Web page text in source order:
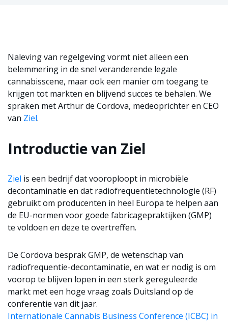
Naleving van regelgeving vormt niet alleen een
belemmering in de snel veranderende legale
cannabisscene, maar ook een manier om toegang te
krijgen tot markten en blijvend succes te behalen. We
spraken met Arthur de Cordova, medeoprichter en CEO
van Ziel.
Introductie van Ziel
Ziel is een bedrijf dat vooroploopt in microbiële
decontaminatie en dat radiofrequentietechnologie (RF)
gebruikt om producenten in heel Europa te helpen aan
de EU-normen voor goede fabricagepraktijken (GMP)
te voldoen en deze te overtreffen.
De Cordova besprak GMP, de wetenschap van
radiofrequentie-decontaminatie, en wat er nodig is om
voorop te blijven lopen in een sterk gereguleerde
markt met een hoge vraag zoals Duitsland op de
conferentie van dit jaar.
Internationale Cannabis Business Conference (ICBC) in